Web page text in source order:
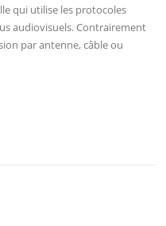
qui utilise les protocoles
audiovisuels. Contrairement
par antenne, câble ou